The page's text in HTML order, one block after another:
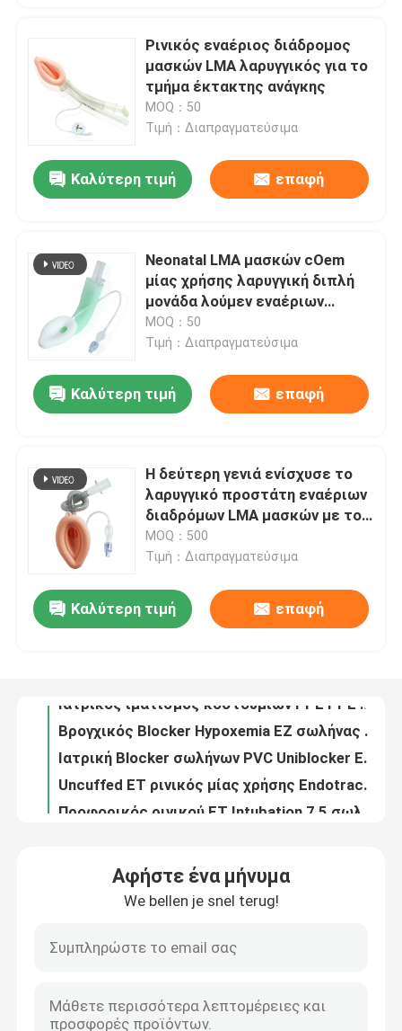
Αρχική Σελίδα
Προϊόντα
Εμφάνιση VR
Γύρος εργοστασίων
Ποιοτικός έλεγχος
Ζητήστε ένα απόσπασμα
Ρινικός εναέριος διάδρομος
μασκών LMA λαρυγγικός για το
τμήμα έκτακτης ανάγκης
MOQ：50
Τιμή：Διαπραγματεύσιμα
Καλύτερη τιμή επαφή
Neonatal LMA μασκών cOem
μίας χρήσης λαρυγγική διπλή
μονάδα λούμεν εναέριων
διαδρόμων
MOQ：50
Τιμή：Διαπραγματεύσιμα
Καλύτερη τιμή επαφή
Η δεύτερη γενιά ενίσχυσε το
λαρυγγικό προστάτη εναέριων
διαδρόμων LMA μασκών με το
πειραματικό μπαλόνι
MOQ：500
Τιμή：Διαπραγματεύσιμα
Καλύτερη τιμή επαφή
Αφήστε ένα μήνυμα
We bellen je snel terug!